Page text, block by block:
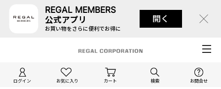
REGAL MEMBERS
公式アプリ
お買い物をさらに便利でお得に
開く
ログイン お気に入り カート 検索 お問合せ